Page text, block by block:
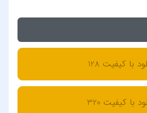
با کیفیت 128
با کیفیت 320